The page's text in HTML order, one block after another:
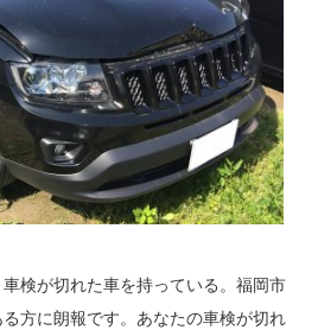
検が切れた車を持っている。福岡市
方に朗報です。あなたの車検が切れ